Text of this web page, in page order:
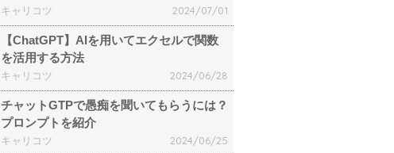
キャリコツ 2024/07/01
【ChatGPT】AIを用いてエクセルで関数
を活用する方法
キャリコツ 2024/06/28
チャットGTPで愚痴を聞いてもらうには？
プロンプトを紹介
キャリコツ 2024/06/25